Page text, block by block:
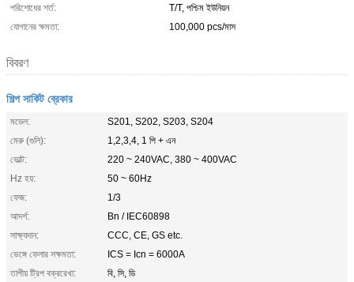
পরিশোধের শর্ত:
T/T, পশ্চিম ইউনিয়ন
যোগানের ক্ষমতা:
100,000 pcs/মাস
বিবরণ
শিল্প সার্কিট ব্রেকার
মডেল:
S201, S202, S203, S204
মেরু (গুলি):
1,2,3,4, 1 পি + এন
ভোল্ট:
220 ~ 240VAC, 380 ~ 400VAC
Hz হয়:
50 ~ 60Hz
ফেজ:
1/3
আদর্শ:
Bn / IEC60898
সাক্ষ্যদান:
CCC, CE, GS etc.
ভেঙ্গে ফেলার সক্ষমতা:
ICS = Icn = 6000A
তাপীয় ট্রিপ বক্ররেখা:
বি, সি, ডি